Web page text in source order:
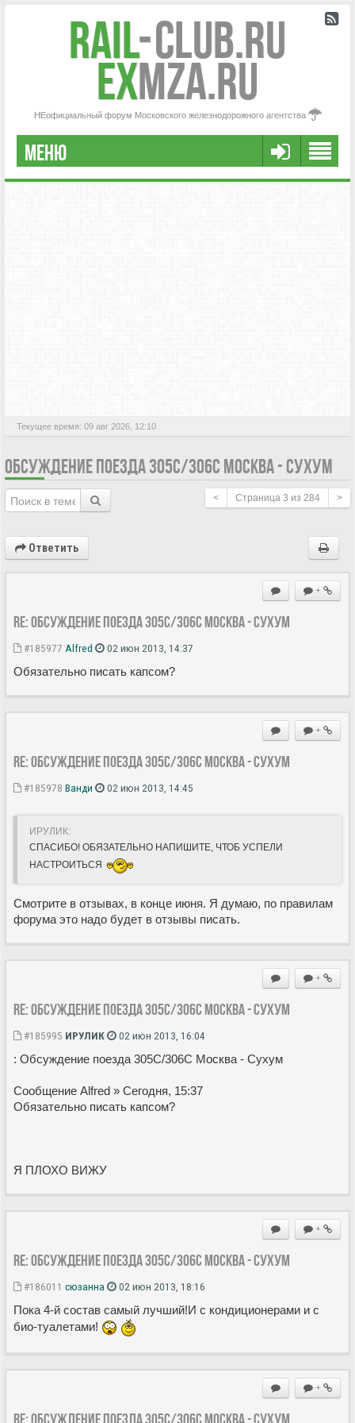
Rail-Club.RU
exMZA.RU
НЕофициальный форум Московского железнодорожного агентства
МЕНЮ
РЕГИСТРАЦИЯ
Текущее время: 09 авг 2026, 12:10
ОБСУЖДЕНИЕ ПОЕЗДА 305С/306С МОСКВА - СУХУМ
< Страница 3 из 284 >
Ответить
+
Re: Обсуждение поезда 305С/306С Москва - Сухум
#185977 Alfred 02 июн 2013, 14:37
Обязательно писать капсом?
+
Re: Обсуждение поезда 305С/306С Москва - Сухум
#185978 Ванди 02 июн 2013, 14:45
ИРУЛИК:
СПАСИБО! ОБЯЗАТЕЛЬНО НАПИШИТЕ, ЧТОБ УСПЕЛИ
НАСТРОИТЬСЯ
Смотрите в отзывах, в конце июня. Я думаю, по правилам
форума это надо будет в отзывы писать.
+
Re: Обсуждение поезда 305С/306С Москва - Сухум
#185995 ИРУЛИК 02 июн 2013, 16:04
: Обсуждение поезда 305С/306С Москва - Сухум
Сообщение Alfred » Сегодня, 15:37
Обязательно писать капсом?
Я ПЛОХО ВИЖУ
+
Re: Обсуждение поезда 305С/306С Москва - Сухум
#186011 сюзанна 02 июн 2013, 18:16
Пока 4-й состав самый лучший!И с кондиционерами и с
био-туалетами!
+
Re: Обсуждение поезда 305С/306С Москва - Сухум